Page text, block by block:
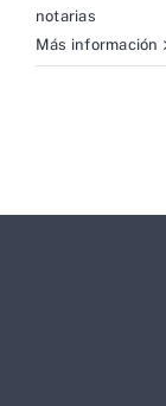
notarias
Más información